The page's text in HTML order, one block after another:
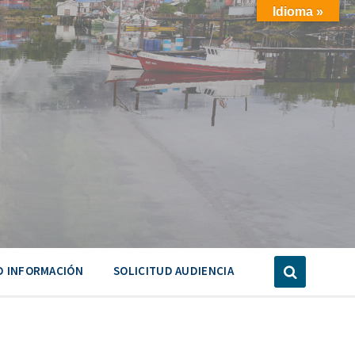
INFORMACIÓN SOLICITUD AUDIENCIA
Idioma »